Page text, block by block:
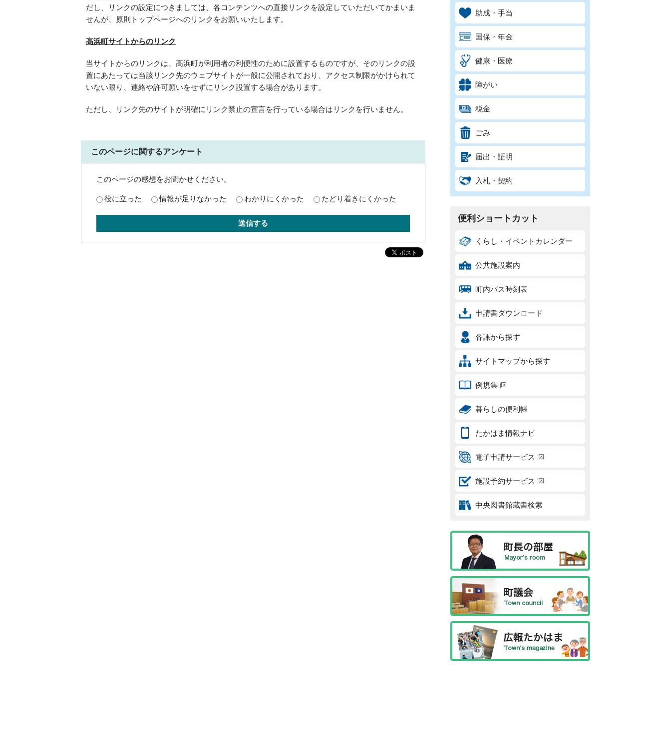
だし、リンクの設定につきましては、各コンテンツへの直接リンクを設定していただいてかまいま
せんが、原則トップページへのリンクをお願いいたします。
高浜町サイトからのリンク
当サイトからのリンクは、高浜町が利用者の利便性のために設置するものですが、そのリンクの設
置にあたっては当該リンク先のウェブサイトが一般に公開されており、アクセス制限がかけられて
いない限り、連絡や許可願いをせずにリンク設置する場合があります。
ただし、リンク先のサイトが明確にリンク禁止の宣言を行っている場合はリンクを行いません。
このページに関するアンケート
このページの感想をお聞かせください。
役に立った 情報が足りなかった わかりにくかった たどり着きにくかった
送信する
助成・手当
国保・年金
健康・医療
障がい
税金
ごみ
届出・証明
入札・契約
便利ショートカット
くらし・イベントカレンダー
公共施設案内
町内バス時刻表
申請書ダウンロード
各課から探す
サイトマップから探す
例規集
暮らしの便利帳
たかはま情報ナビ
電子申請サービス
施設予約サービス
中央図書館蔵書検索